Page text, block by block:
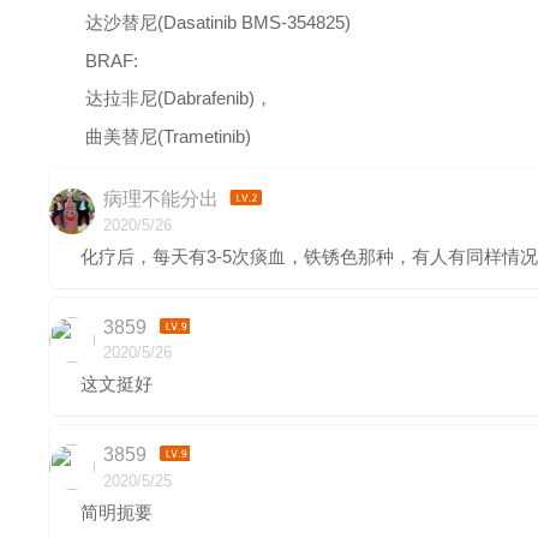
达沙替尼(Dasatinib BMS-354825)
BRAF:
达拉非尼(Dabrafenib)，
曲美替尼(Trametinib)
病理不能分出
2020/5/26
化疗后，每天有3-5次痰血，铁锈色那种，有人有同样情
3859
2020/5/26
这文挺好
3859
2020/5/25
简明扼要